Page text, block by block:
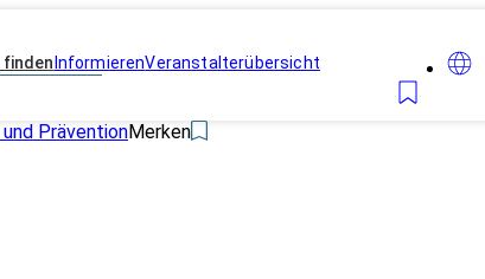
InformierenVeranstalterübersicht
PräventionMerken